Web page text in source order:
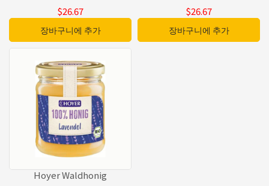
$26.67
장바구니에 추가
$26.67
장바구니에 추가
Hoyer Waldhonig